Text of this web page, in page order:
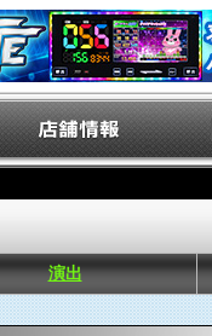
演出